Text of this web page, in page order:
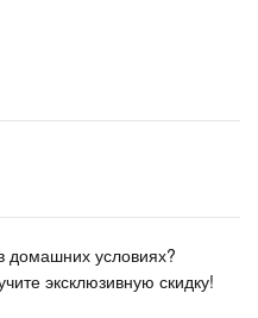
домашних условиях?
эксклюзивную скидку!